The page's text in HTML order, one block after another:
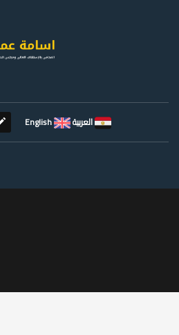
العربية English